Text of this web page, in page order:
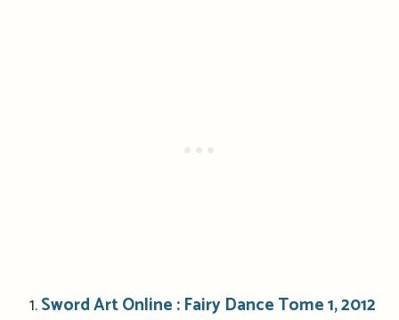
Sword Art Online : Fairy Dance Tome 1, 2012